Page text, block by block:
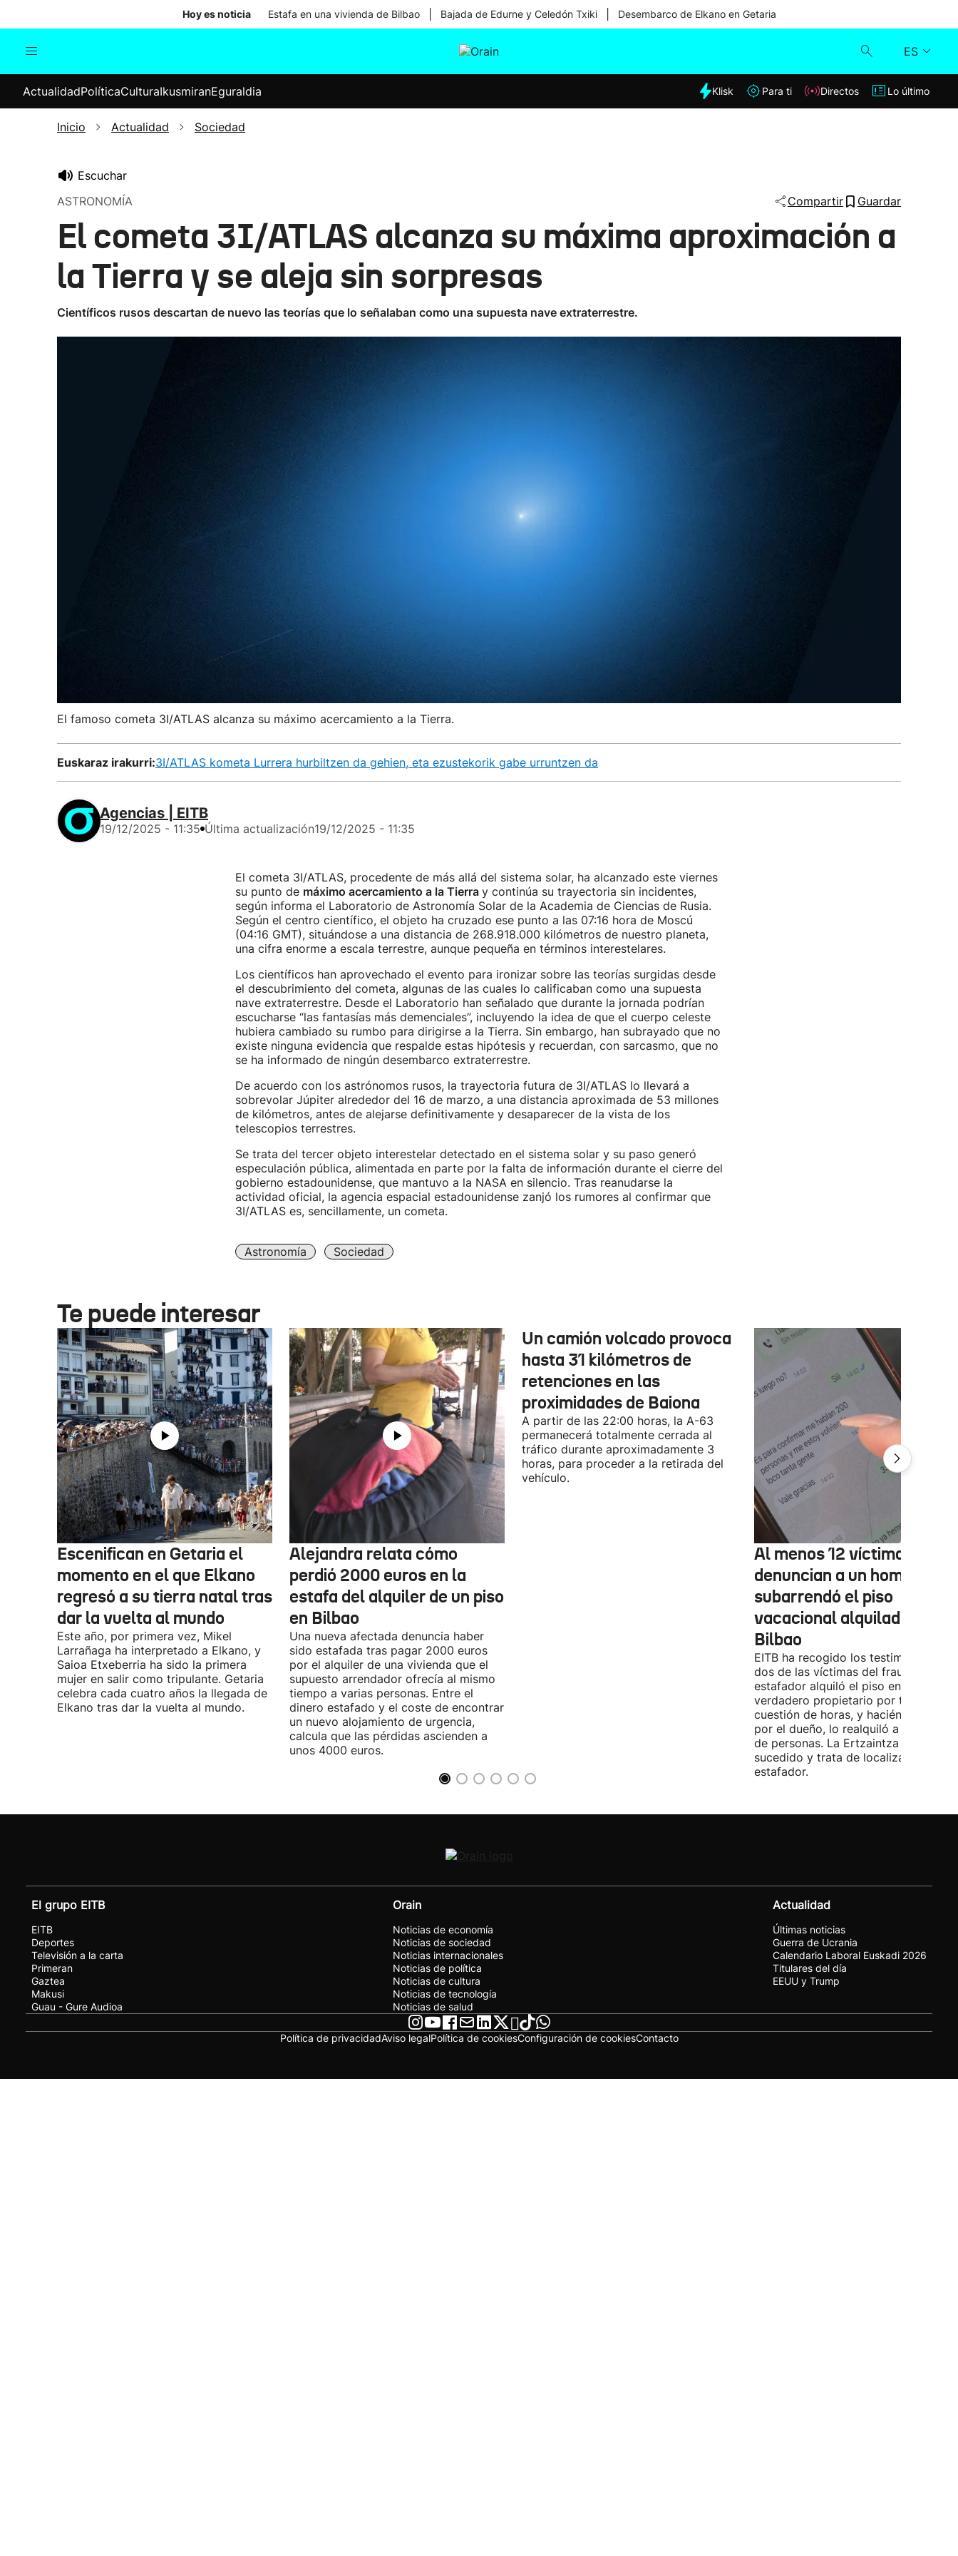
Hoy es noticia Estafa en una vivienda de Bilbao Bajada de Edurne y Celedón Txiki Desembarco de Elkano en Getaria
ES
Internacional
Elecciones
Klisk
Lo último
ActualidadPolíticaCulturaIkusmiranEguraldia Klisk Para ti Directos Lo último
Inicio Actualidad Sociedad
Escuchar
ASTRONOMÍA
Compartir Guardar
El cometa 3I/ATLAS alcanza su máxima aproximación a
la Tierra y se aleja sin sorpresas
Científicos rusos descartan de nuevo las teorías que lo señalaban como una supuesta nave extraterrestre.
El famoso cometa 3I/ATLAS alcanza su máximo acercamiento a la Tierra.
Euskaraz irakurri:3I/ATLAS kometa Lurrera hurbiltzen da gehien, eta ezustekorik gabe urruntzen da
Agencias | EITB
19/12/2025 - 11:35 Última actualización19/12/2025 - 11:35
El cometa 3I/ATLAS, procedente de más allá del sistema solar, ha alcanzado este viernes
su punto de máximo acercamiento a la Tierra y continúa su trayectoria sin incidentes,
según informa el Laboratorio de Astronomía Solar de la Academia de Ciencias de Rusia.
Según el centro científico, el objeto ha cruzado ese punto a las 07:16 hora de Moscú
(04:16 GMT), situándose a una distancia de 268.918.000 kilómetros de nuestro planeta,
una cifra enorme a escala terrestre, aunque pequeña en términos interestelares.
Los científicos han aprovechado el evento para ironizar sobre las teorías surgidas desde
el descubrimiento del cometa, algunas de las cuales lo calificaban como una supuesta
nave extraterrestre. Desde el Laboratorio han señalado que durante la jornada podrían
escucharse “las fantasías más demenciales”, incluyendo la idea de que el cuerpo celeste
hubiera cambiado su rumbo para dirigirse a la Tierra. Sin embargo, han subrayado que no
existe ninguna evidencia que respalde estas hipótesis y recuerdan, con sarcasmo, que no
se ha informado de ningún desembarco extraterrestre.
De acuerdo con los astrónomos rusos, la trayectoria futura de 3I/ATLAS lo llevará a
sobrevolar Júpiter alrededor del 16 de marzo, a una distancia aproximada de 53 millones
de kilómetros, antes de alejarse definitivamente y desaparecer de la vista de los
telescopios terrestres.
Se trata del tercer objeto interestelar detectado en el sistema solar y su paso generó
especulación pública, alimentada en parte por la falta de información durante el cierre del
gobierno estadounidense, que mantuvo a la NASA en silencio. Tras reanudarse la
actividad oficial, la agencia espacial estadounidense zanjó los rumores al confirmar que
3I/ATLAS es, sencillamente, un cometa.
Astronomía Sociedad
Te puede interesar
Escenifican en Getaria el
momento en el que Elkano
regresó a su tierra natal tras
dar la vuelta al mundo
Este año, por primera vez, Mikel
Larrañaga ha interpretado a Elkano, y
Saioa Etxeberria ha sido la primera
mujer en salir como tripulante. Getaria
celebra cada cuatro años la llegada de
Elkano tras dar la vuelta al mundo.
Alejandra relata cómo
perdió 2000 euros en la
estafa del alquiler de un piso
en Bilbao
Una nueva afectada denuncia haber
sido estafada tras pagar 2000 euros
por el alquiler de una vivienda que el
supuesto arrendador ofrecía al mismo
tiempo a varias personas. Entre el
dinero estafado y el coste de encontrar
un nuevo alojamiento de urgencia,
calcula que las pérdidas ascienden a
unos 4000 euros.
Un camión volcado provoca
hasta 31 kilómetros de
retenciones en las
proximidades de Baiona
A partir de las 22:00 horas, la A-63
permanecerá totalmente cerrada al
tráfico durante aproximadamente 3
horas, para proceder a la retirada del
vehículo.
Al menos 12 víctimas
denuncian a un hombre
subarrendó el piso
vacacional alquilado en
Bilbao
EITB ha recogido los testimonios de
dos de las víctimas del fraude. El
estafador alquiló el piso en Airbnb a
verdadero propietario por tres días.
cuestión de horas, y haciéndose
por el dueño, lo realquiló a una
de personas. La Ertzaintza investiga
sucedido y trata de localizar al
estafador.
El grupo EITB
EITB
Deportes
Televisión a la carta
Primeran
Gaztea
Makusi
Guau - Gure Audioa
Orain
Noticias de economía
Noticias de sociedad
Noticias internacionales
Noticias de política
Noticias de cultura
Noticias de tecnología
Noticias de salud
Actualidad
Últimas noticias
Guerra de Ucrania
Calendario Laboral Euskadi 2026
Titulares del día
EEUU y Trump
Política de privacidadAviso legalPolítica de cookiesConfiguración de cookiesContacto